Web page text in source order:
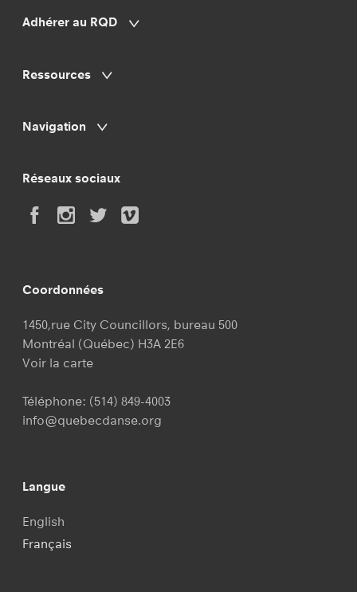
Adhérer au RQD
Ressources
Navigation
Réseaux sociaux
Coordonnées
1450,rue City Councillors, bureau 500
Montréal (Québec) H3A 2E6
Voir la carte
Téléphone: (514) 849-4003
info@quebecdanse.org
Langue
English
Français